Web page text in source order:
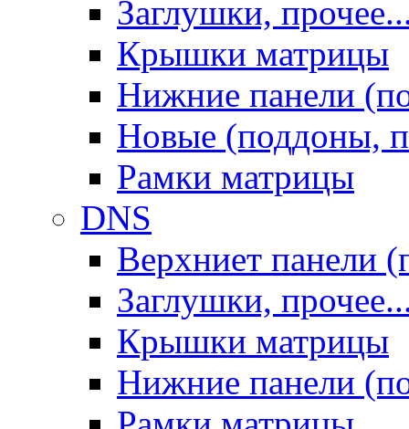
Заглушки,
Крышки матрицы
Нижние панели
Новые (поддоны,
Рамки матрицы
DNS
Верхниет панели
Заглушки,
Крышки матрицы
Нижние панели